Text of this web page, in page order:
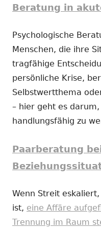
Beratung in
Psychologische
Menschen, die ihre
tragfähige
persönliche Krise,
Selbstwertthema
– hier geht es
handlungsfähig zu
Paarberatung
Wenn Streit
ist, eine Affäre
Trennung im Raum